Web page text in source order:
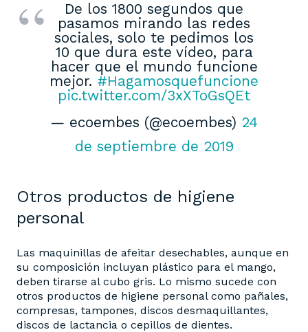
De los 1800 segundos que
pasamos mirando las redes
sociales, solo te pedimos los
10 que dura este vídeo, para
hacer que el mundo funcione
mejor. #Hagamosquefuncione
pic.twitter.com/3xXToGsQEt
— ecoembes (@ecoembes) 24
de septiembre de 2019
Otros productos de higiene
personal
Las maquinillas de afeitar desechables, aunque en
su composición incluyan plástico para el mango,
deben tirarse al cubo gris. Lo mismo sucede con
otros productos de higiene personal como pañales,
compresas, tampones, discos desmaquillantes,
discos de lactancia o cepillos de dientes.